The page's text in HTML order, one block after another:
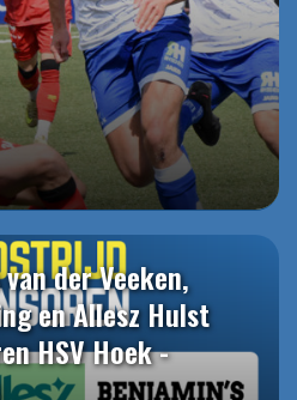
der Veeken,
en Allesz Hulst
HSV Hoek -